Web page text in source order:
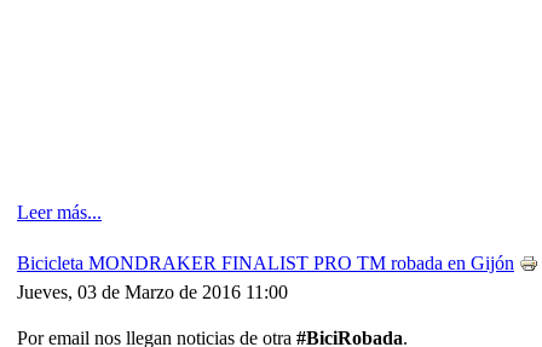
Leer más...
Bicicleta MONDRAKER FINALIST PRO TM robada en Gijón
Jueves, 03 de Marzo de 2016 11:00
Por email nos llegan noticias de otra #BiciRobada.